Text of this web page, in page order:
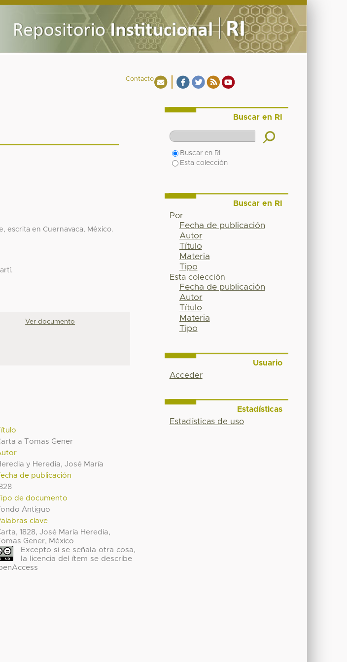
Contacto
escrita en Cuernavaca, México.
Ver documento
a Tomas Gener
y Heredia, José María
de publicación
de documento
Antiguo
clave
1828, José María Heredia,
Tomas Gener, México
Excepto si se señala otra cosa,
la licencia del ítem se describe
Buscar en RI
Buscar en RI
Esta colección
Buscar en RI
Por
Fecha de publicación
Autor
Título
Materia
Tipo
Esta colección
Fecha de publicación
Autor
Título
Materia
Tipo
Usuario
Acceder
Estadísticas
Estadísticas de uso